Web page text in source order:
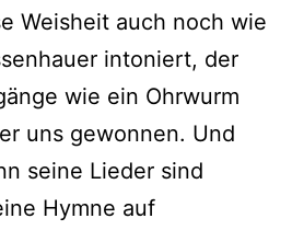
Weisheit auch noch wie
intoniert, der
wie ein Ohrwurm
uns gewonnen. Und
seine Lieder sind
Hymne auf